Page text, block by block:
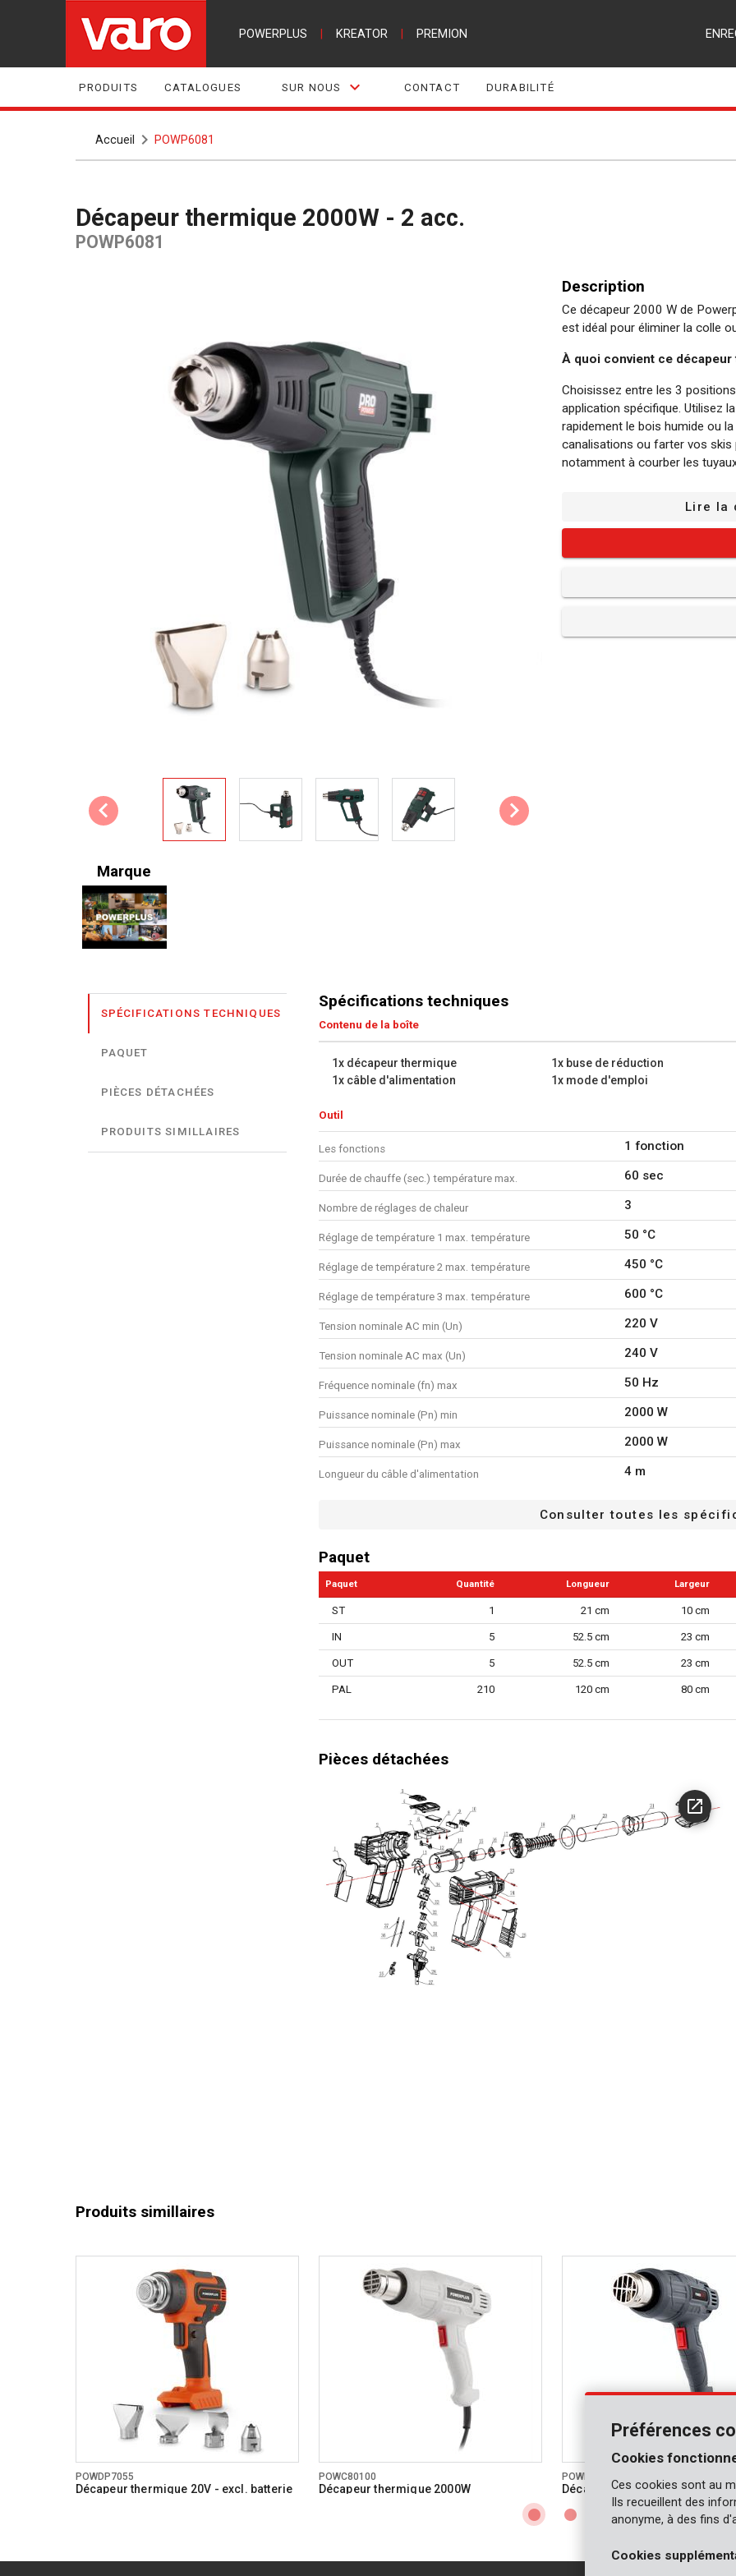
POWERPLUS KREATOR PREMION
PRODUITS CATALOGUES SUR NOUS CONTACT DURABILITÉ
Accueil POWP6081
Décapeur thermique 2000W - 2 acc.
POWP6081
Marque
Description
Ce décapeur 2000 W de
est idéal pour éliminer la colle
À quoi convient ce décapeur
Choisissez entre les 3
application spécifique. Utilisez
rapidement le bois humide ou
canalisations ou farter vos skis
notamment à courber les
Les avantages de ce
Poignée calorifugée : La
générée par l'appareil et vous
Écran LCD : Vous pouvez
1x décapeur thermique
1x câble d'alimentation
1x mode d'emploi
Lire la
SPÉCIFICATIONS TECHNIQUES
PAQUET
PIÈCES DÉTACHÉES
PRODUITS SIMILLAIRES
Spécifications techniques
Contenu de la boîte
1x décapeur thermique 1x buse de réduction
1x câble d'alimentation
1x mode d'emploi
Outil
Les fonctions 1 fonction
Durée de chauffe (sec.) température max. 60 sec
Nombre de réglages de chaleur 3
Réglage de température 1 max. température 50 °C
Réglage de température 2 max. température 450 °C
Réglage de température 3 max. température 600 °C
Tension nominale AC min (Un) 220 V
Tension nominale AC max (Un) 240 V
Fréquence nominale (fn) max 50 Hz
Puissance nominale (Pn) min 2000 W
Puissance nominale (Pn) max 2000 W
Longueur du câble d'alimentation 4 m
Protection contre les surcharges
Température réglable
Poids plume
Manuel inclus
2 #
Poignée à revêtement souple
Écran numérique
Indicateur d'alimentation
Garantie générale
Consulter toutes les
Paquet
Paquet Quantité Longueur Largeur
ST 1 21 cm 10 cm
IN 5 52.5 cm 23 cm
OUT 5 52.5 cm 23 cm
PAL 210 120 cm 80 cm
Pièces détachées
Produits simillaires
POWDP7055
Décapeur thermique 20V - excl. batterie
POWC80100
Décapeur thermique 2000W
POWE80041
Décapeur thermique 2000W
Préférences
Cookies
Ces cookies sont au
Ils recueillent des
anonyme, à des fins
Cookies